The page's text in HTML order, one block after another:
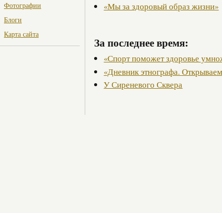
Фотографии
Блоги
Карта сайта
«Мы за здоровый образ жизни»
За последнее время:
«Спорт поможет здоровье
«Дневник этнографа.
У Сиреневого Сквера